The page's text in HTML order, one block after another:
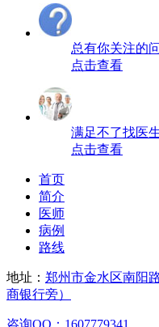
总有你关注的
点击查看
满足不了找医
点击查看
首页
简介
医师
病例
路线
地址： 郑州市金水区南阳
商银行旁）